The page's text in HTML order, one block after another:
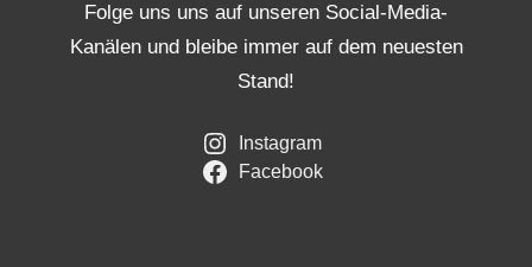
Folge uns uns auf unseren Social-Media-
Kanälen und bleibe immer auf dem neuesten
Stand!
Instagram
Facebook